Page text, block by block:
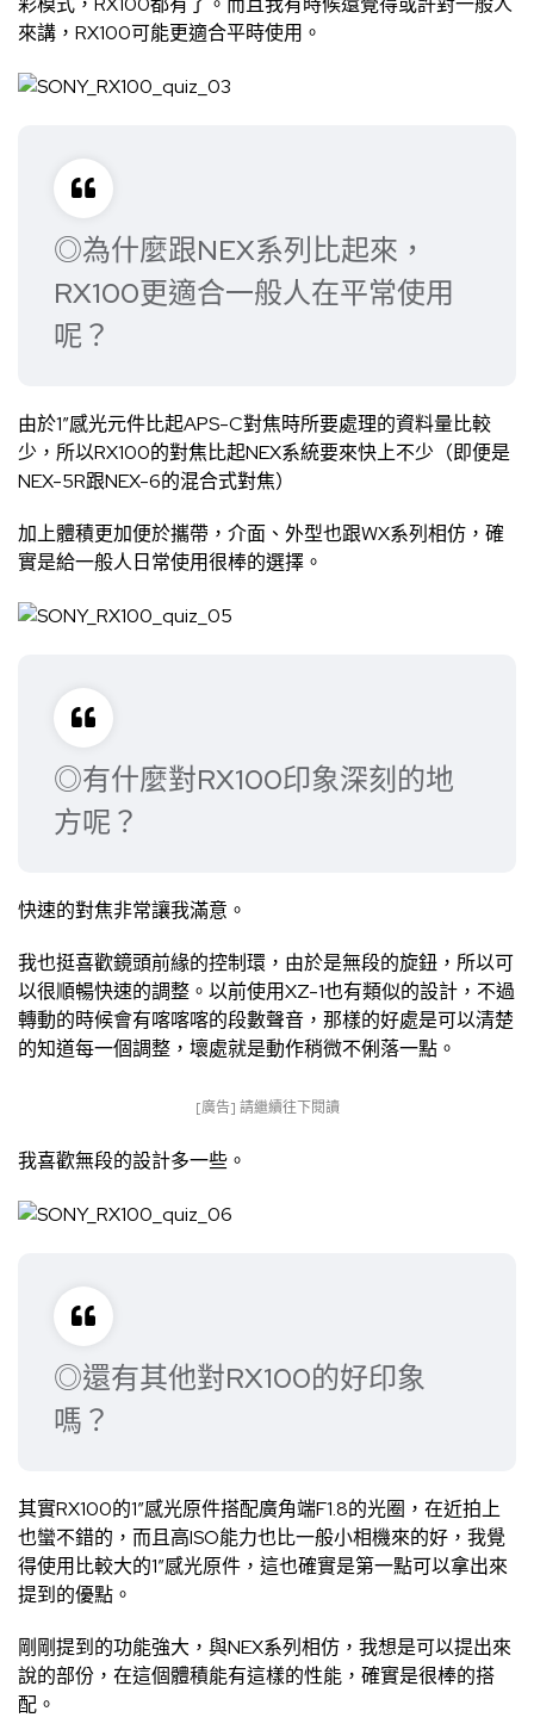
來講，RX100可能更適合平時使用。
◎為什麼跟NEX系列比起來，
RX100更適合一般人在平常使用
呢？
由於1”感光元件比起APS-C對焦時所要處理的資料量比較
少，所以RX100的對焦比起NEX系統要來快上不少（即便是
NEX-5R跟NEX-6的混合式對焦）
加上體積更加便於攜帶，介面、外型也跟WX系列相仿，確
實是給一般人日常使用很棒的選擇。
◎有什麼對RX100印象深刻的地
方呢？
快速的對焦非常讓我滿意。
我也挺喜歡鏡頭前緣的控制環，由於是無段的旋鈕，所以可
以很順暢快速的調整。以前使用XZ-1也有類似的設計，不過
轉動的時候會有喀喀喀的段數聲音，那樣的好處是可以清楚
的知道每一個調整，壞處就是動作稍微不俐落一點。
[廣告] 請繼續往下閱讀
我喜歡無段的設計多一些。
◎還有其他對RX100的好印象
嗎？
其實RX100的1”感光原件搭配廣角端F1.8的光圈，在近拍上
也蠻不錯的，而且高ISO能力也比一般小相機來的好，我覺
得使用比較大的1”感光原件，這也確實是第一點可以拿出來
提到的優點。
剛剛提到的功能強大，與NEX系列相仿，我想是可以提出來
說的部份，在這個體積能有這樣的性能，確實是很棒的搭
配。